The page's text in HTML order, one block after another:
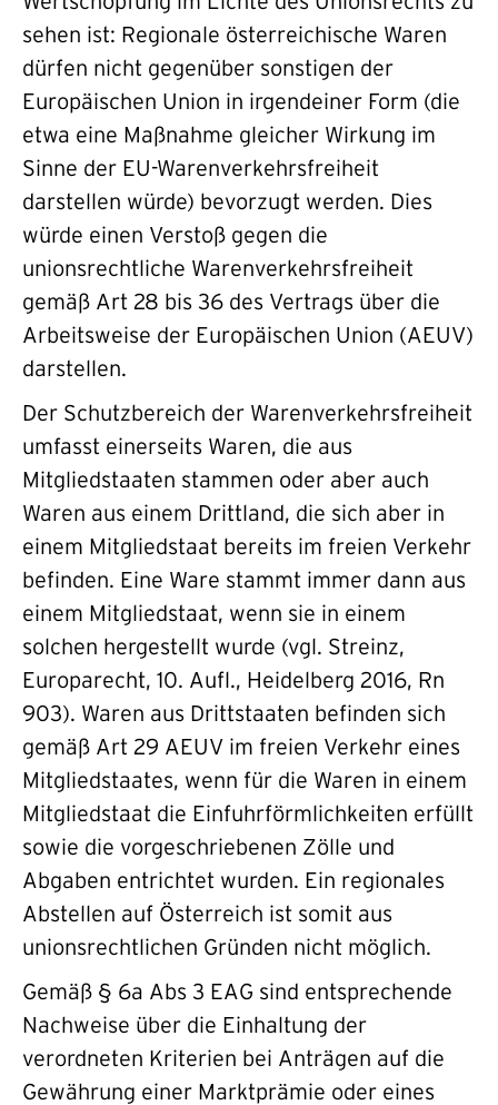
sehen ist: Regionale österreichische Waren
dürfen nicht gegenüber sonstigen der
Europäischen Union in irgendeiner Form (die
etwa eine Maßnahme gleicher Wirkung im
Sinne der EU-Warenverkehrsfreiheit
darstellen würde) bevorzugt werden. Dies
würde einen Verstoß gegen die
unionsrechtliche Warenverkehrsfreiheit
gemäß Art 28 bis 36 des Vertrags über die
Arbeitsweise der Europäischen Union (AEUV)
darstellen.
Der Schutzbereich der Warenverkehrsfreiheit
umfasst einerseits Waren, die aus
Mitgliedstaaten stammen oder aber auch
Waren aus einem Drittland, die sich aber in
einem Mitgliedstaat bereits im freien Verkehr
befinden. Eine Ware stammt immer dann aus
einem Mitgliedstaat, wenn sie in einem
solchen hergestellt wurde (vgl. Streinz,
Europarecht, 10. Aufl., Heidelberg 2016, Rn
903). Waren aus Drittstaaten befinden sich
gemäß Art 29 AEUV im freien Verkehr eines
Mitgliedstaates, wenn für die Waren in einem
Mitgliedstaat die Einfuhrförmlichkeiten erfüllt
sowie die vorgeschriebenen Zölle und
Abgaben entrichtet wurden. Ein regionales
Abstellen auf Österreich ist somit aus
unionsrechtlichen Gründen nicht möglich.
Gemäß § 6a Abs 3 EAG sind entsprechende
Nachweise über die Einhaltung der
verordneten Kriterien bei Anträgen auf die
Gewährung einer Marktprämie oder eines